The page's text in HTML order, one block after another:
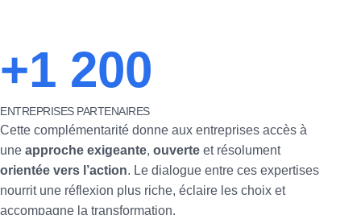
+1 200
ENTREPRISES PARTENAIRES
Cette complémentarité donne aux entreprises accès à
une approche exigeante, ouverte et résolument
orientée vers l’action. Le dialogue entre ces expertises
nourrit une réflexion plus riche, éclaire les choix et
accompagne la transformation.